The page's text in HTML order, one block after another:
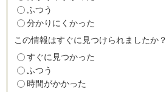
ふつう
分かりにくかった
この情報はすぐに見つけられましたか？
すぐに見つかった
ふつう
時間がかかった